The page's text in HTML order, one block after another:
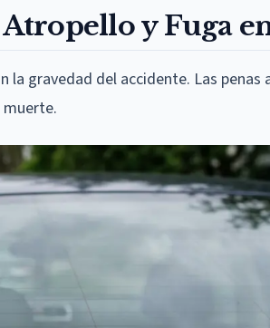
y Fuga
la gravedad del accidente. Las penas